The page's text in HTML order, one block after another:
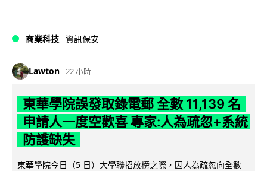
商業科技 資訊保安
Lawton 22 小時
東華學院誤發取錄電郵 全數 11,139 名
申請人一度空歡喜 專家:人為疏忽+系統
防護缺失
東華學院今日（5 日）大學聯招放榜之際，因人為疏忽向全數